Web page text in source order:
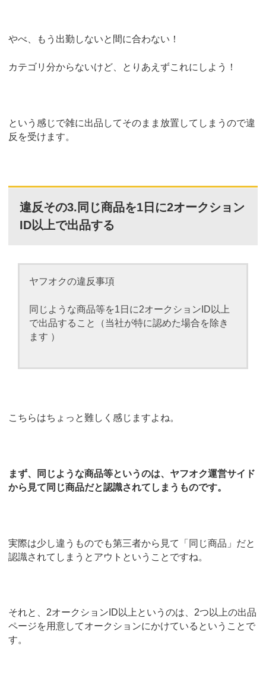
やべ、もう出勤しないと間に合わない！
カテゴリ分からないけど、とりあえずこれにしよう！
という感じで雑に出品してそのまま放置してしまうので違
反を受けます。
違反その3.同じ商品を1日に2オークション
ID以上で出品する
ヤフオクの違反事項
同じような商品等を1日に2オークションID以上
で出品すること（当社が特に認めた場合を除き
ます ）
こちらはちょっと難しく感じますよね。
まず、同じような商品等というのは、ヤフオク運営サイド
から見て同じ商品だと認識されてしまうものです。
実際は少し違うものでも第三者から見て「同じ商品」だと
認識されてしまうとアウトということですね。
それと、2オークションID以上というのは、2つ以上の出品
ページを用意してオークションにかけているということで
す。